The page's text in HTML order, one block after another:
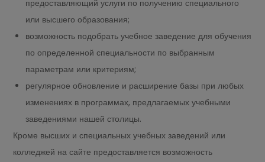
предоставляющий услуги по получению специального
или высшего образования;
возможность подобрать учебное заведение для обучения
по определенной специальности по выбранным
параметрам или критериям;
регулярное обновление и расширение базы при любых
изменениях в программах, предлагаемых учебными
заведениями нашей столицы.
Кроме высших и специальных учебных заведений или
колледжей на сайте предоставляется возможность